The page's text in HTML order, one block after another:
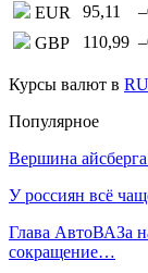
EUR
95,11
GBP
110,99
Курсы валют в
Популярное
Вершина
У россиян всё
Глава АвтоВАЗа
сокращение…